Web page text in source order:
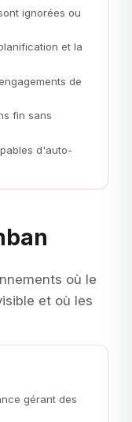
ignorées ou
et la
de
fin sans
d'auto-
où le
et où les
gérant des